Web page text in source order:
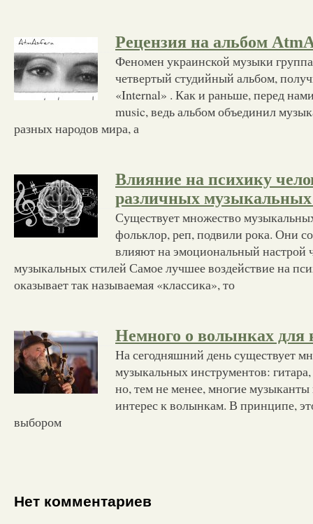
Рецензия на альбом
Феномен украинской музыки
четвертый студийный альбом,
«Internal» . Как и раньше, перед
music, ведь альбом объединил
разных народов мира, а
Влияние на психику
различных
Существует множество
фольклор, реп, подвили рока. Они
влияют на эмоциональный
музыкальных стилей Самое лучшее воздействие на
оказывает так называемая «классика», то
Немного о волынках
На сегодняшний день существует
музыкальных инструментов:
но, тем не менее, многие
интерес к волынкам. В принципе,
выбором
Нет комментариев